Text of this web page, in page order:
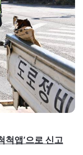
척앱’으로 신고